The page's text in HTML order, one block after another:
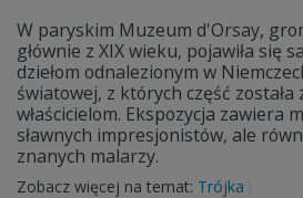
W paryskim Muzeum d'Orsay,
głównie z XIX wieku, pojawiła się
dziełom odnalezionym w
światowej, z których część została
właścicielom. Ekspozycja zawiera
sławnych impresjonistów, ale
znanych malarzy.
Zobacz więcej na temat: Trójka